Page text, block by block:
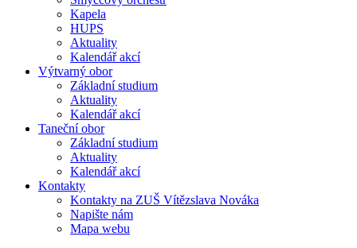
Kapela
HUPS
Aktuality
Kalendář akcí
Výtvarný obor
Základní studium
Aktuality
Kalendář akcí
Taneční obor
Základní studium
Aktuality
Kalendář akcí
Kontakty
Kontakty na ZUŠ Vítězslava Nováka
Napište nám
Mapa webu